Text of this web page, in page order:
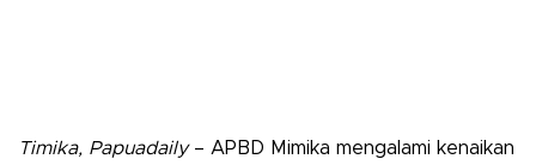
Timika, Papuadaily– APBD Mimika mengalami kenaikan